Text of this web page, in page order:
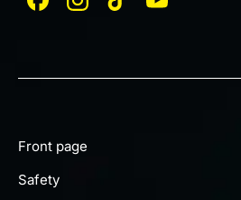
Front page
Safety